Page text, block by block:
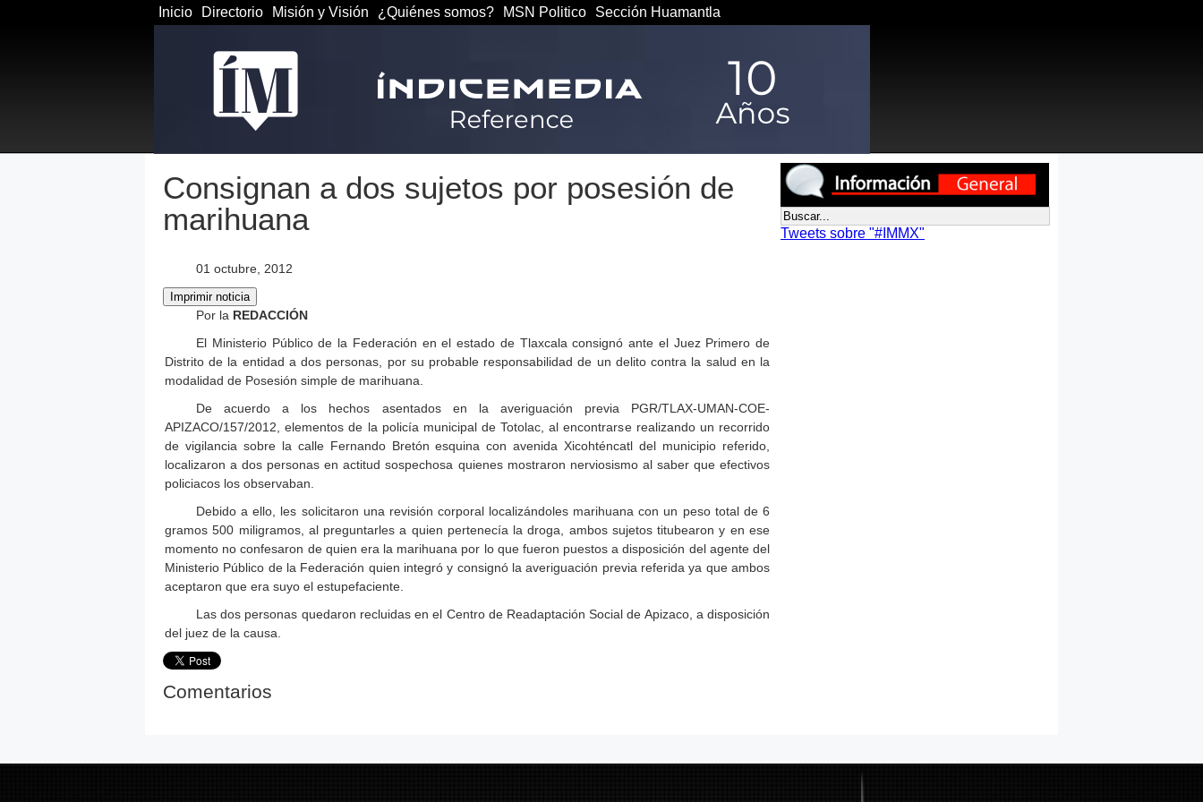
Inicio Directorio Misión y Visión ¿Quiénes somos? MSN Politico Sección Huamantla
Consignan a dos sujetos por posesión de
marihuana
01 octubre, 2012
Por la REDACCIÓN
El Ministerio Público de la Federación en el estado de Tlaxcala consignó ante el Juez Primero de
Distrito de la entidad a dos personas, por su probable responsabilidad de un delito contra la salud en la
modalidad de Posesión simple de marihuana.
De acuerdo a los hechos asentados en la averiguación previa PGR/TLAX-UMAN-COE-
APIZACO/157/2012, elementos de la policía municipal de Totolac, al encontrarse realizando un recorrido
de vigilancia sobre la calle Fernando Bretón esquina con avenida Xicohténcatl del municipio referido,
localizaron a dos personas en actitud sospechosa quienes mostraron nerviosismo al saber que efectivos
policiacos los observaban.
Debido a ello, les solicitaron una revisión corporal localizándoles marihuana con un peso total de 6
gramos 500 miligramos, al preguntarles a quien pertenecía la droga, ambos sujetos titubearon y en ese
momento no confesaron de quien era la marihuana por lo que fueron puestos a disposición del agente del
Ministerio Público de la Federación quien integró y consignó la averiguación previa referida ya que ambos
aceptaron que era suyo el estupefaciente.
Las dos personas quedaron recluidas en el Centro de Readaptación Social de Apizaco, a disposición
del juez de la causa.
Comentarios
Tweets sobre "#IMMX"